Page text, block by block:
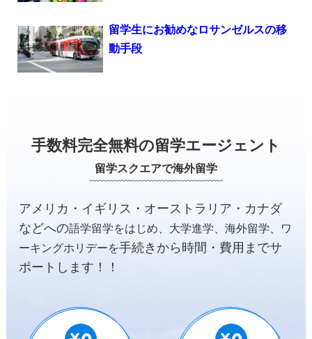
留学生にお勧めなロサンゼルスの移
動手段
手数料完全無料の留学エージェント
留学スクエアで海外留学
アメリカ・イギリス・オーストラリア・カナダ
などへの語学留学をはじめ、大学進学、海外留学、ワ
ーキングホリデーを手続きから時間・費用までサ
ポートします！！